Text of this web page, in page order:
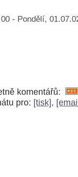
- Pondělí,
komentářů:
pro: [tisk],